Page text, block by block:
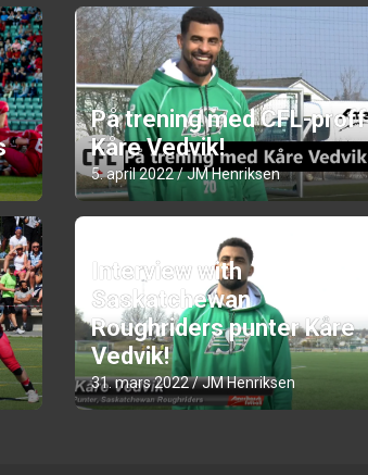
På trening med CFL-proff
Kåre Vedvik!
5. april 2022 JM Henriksen
Interview with
Saskatchewan
Roughriders punter Kåre
Vedvik!
31. mars 2022 JM Henriksen